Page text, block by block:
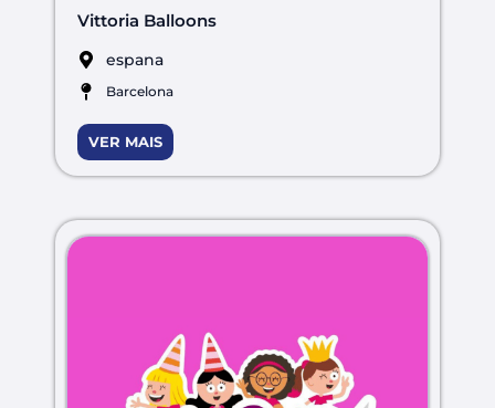
Vittoria Balloons
espana
Barcelona
VER MAIS